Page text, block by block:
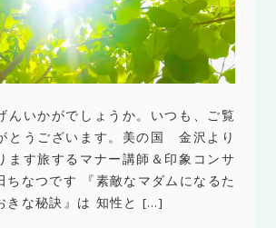
んいかがでしょうか。いつも、ご覧
とうございます。美の国 金沢より
ます旅するマナー講師＆印象コンサ
ちなつです 『素敵なマダムになるた
きな秘訣』は 知性と […]